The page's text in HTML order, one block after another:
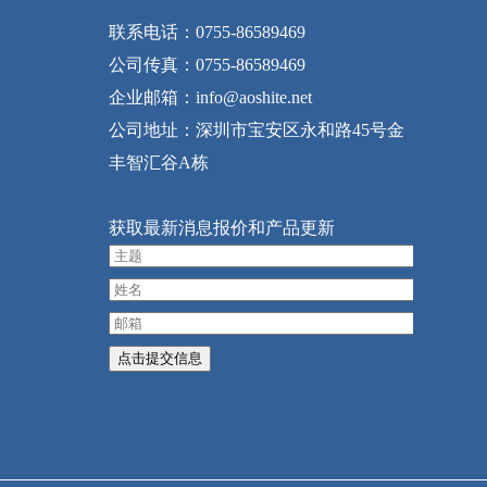
联系电话：0755-86589469
公司传真：0755-86589469
企业邮箱：info@aoshite.net
公司地址：深圳市宝安区永和路45号金
丰智汇谷A栋
获取最新消息报价和产品更新